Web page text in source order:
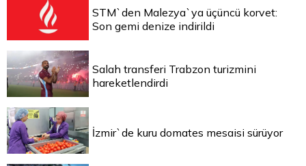
STM`den Malezya`ya üçüncü korvet:
Son gemi denize indirildi
Salah transferi Trabzon turizmini
hareketlendirdi
İzmir`de kuru domates mesaisi sürüyor